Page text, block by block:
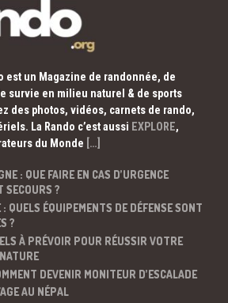
est un Magazine de randonnée, de
survie en milieu naturel & de sports
des photos, vidéos, carnets de rando,
La Rando c’est aussi EXPLORE,
du Monde […]
: QUE FAIRE EN CAS D’URGENCE
SECOURS ?
QUELS ÉQUIPEMENTS DE DÉFENSE SONT
?
À PRÉVOIR POUR RÉUSSIR VOTRE
DEVENIR MONITEUR D’ESCALADE
AU NÉPAL